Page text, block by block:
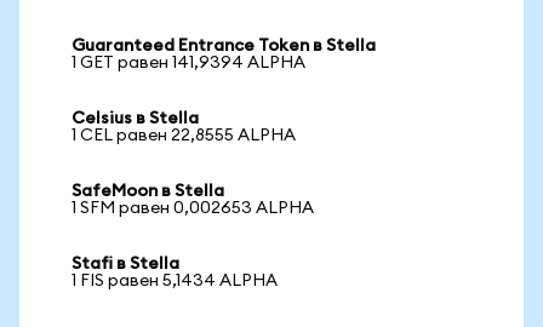
Guaranteed Entrance Token в Stella
1 GET равен 141,9394 ALPHA
Celsius в Stella
1 CEL равен 22,8555 ALPHA
SafeMoon в Stella
1 SFM равен 0,002653 ALPHA
Stafi в Stella
1 FIS равен 5,1434 ALPHA